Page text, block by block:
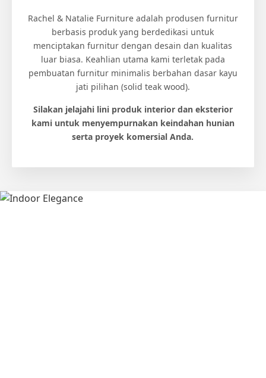
Rachel & Natalie Furniture adalah produsen furnitur
berbasis produk yang berdedikasi untuk
menciptakan furnitur dengan desain dan kualitas
luar biasa. Keahlian utama kami terletak pada
pembuatan furnitur minimalis berbahan dasar kayu
jati pilihan (solid teak wood).
Silakan jelajahi lini produk interior dan eksterior
kami untuk menyempurnakan keindahan hunian
serta proyek komersial Anda.